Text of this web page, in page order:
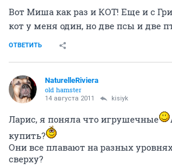
Вот Миша как раз и КОТ! Еще и с
кот у меня один, но две псы и две
ОТВЕТИТЬ
NaturelleRiviera
old hamster
14 августа 2011 kisiyk
Ларис, я поняла что игрушечные
купить?
Они все плавают на разных
сверху?